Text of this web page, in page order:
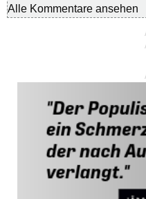
Alle Kommentare ansehen